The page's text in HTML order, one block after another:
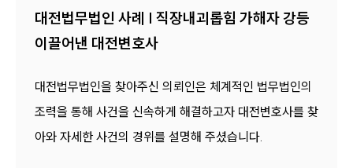
대전법무법인 사례 | 직장내괴롭힘 가해자 강등
이끌어낸 대전변호사
대전법무법인을 찾아주신 의뢰인은 체계적인 법무법인의
조력을 통해 사건을 신속하게 해결하고자 대전변호사를 찾
아와 자세한 사건의 경위를 설명해 주셨습니다.